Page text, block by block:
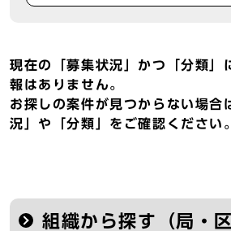
現在の「募集状況」かつ「分類」
報はありません。
お探しの案件が見つからない場合
況」や「分類」をご確認ください。
組織から探す（局・区